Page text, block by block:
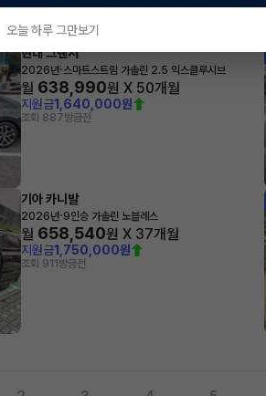
현대 그랜저
2026년·스마트스트림 가솔린 2.5 익스클루시브
월 638,990원 X 50개월
지원금1,640,000원
조회 887방금전
기아 카니발
2026년·9인승 가솔린 노블레스
월 658,540원 X 37개월
지원금1,750,000원
조회 911 방금전
오늘 하루 그만보기